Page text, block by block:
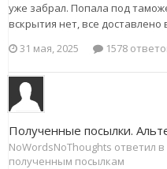
уже забрал. Попала под
вскрытия нет, все доставлено
31 мая, 2025
1578
Полученные посылки.
NoWordsNoThoughts ответил
полученным посылкам